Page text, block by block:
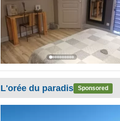
L'orée du paradis Sponsored